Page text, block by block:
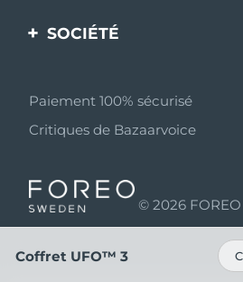
livraisons
Questions et réponses
Informations sur la
Enregistrement produit
SOCIÉTÉ
Programme d’affiliation
Nouvelles d'affiliation
Partenaires
distributeurs
Conditions d'utilisation
Paiement 100% sécurisé
Critiques de Bazaarvoice
© 2026
Coffret UFO™ 3